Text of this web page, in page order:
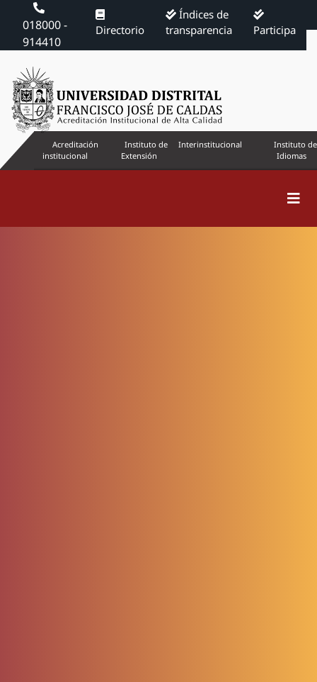
018000 -
914410
Directorio
Índices de
transparencia
Participa
Acreditación
institucional
Instituto de
Extensión
Interinstitucional
Instituto de
Idiomas